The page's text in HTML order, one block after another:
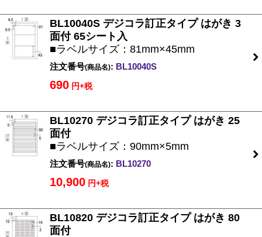
BL10040S デジコラ訂正タイプ はがき 3
面付 65シート入
■ラベルサイズ：81mm×45mm
注文番号(商品名): BL10040S
690 円+税
BL10270 デジコラ訂正タイプ はがき 25
面付
■ラベルサイズ：90mm×5mm
注文番号(商品名): BL10270
10,900 円+税
BL10820 デジコラ訂正タイプ はがき 80
面付